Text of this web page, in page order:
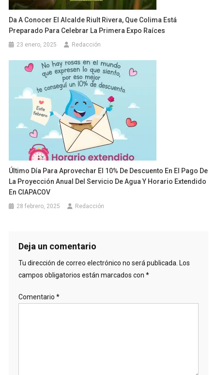
Da A Conocer El Alcalde Riult Rivera, Que Colima Está
Preparado Para Celebrar La Primera Expo Raíces
23 enero, 2025 Redacción
Último Día Para Aprovechar El 10% De Descuento En El Pago De
La Proyección Anual Del Servicio De Agua Y Horario Extendido
En CIAPACOV
28 febrero, 2025 Redacción
Deja un comentario
Tu dirección de correo electrónico no será publicada. Los
campos obligatorios están marcados con *
Comentario *